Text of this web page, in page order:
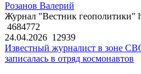
Розанов Валерий
Журнал "Вестник геополитики"
4684772
24.04.2026 12939
Известный журналист в зоне
записалась в отряд космонавтов